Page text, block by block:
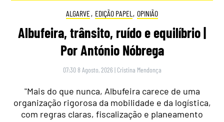
ALGARVE, EDIÇÃO PAPEL , OPINIÃO
Albufeira, trânsito, ruído e equilíbrio |
Por António Nóbrega
07:30 8 Agosto, 2026 | Cristina Mendonça
"Mais do que nunca, Albufeira carece de uma
organização rigorosa da mobilidade e da logística,
com regras claras, fiscalização e planeamento